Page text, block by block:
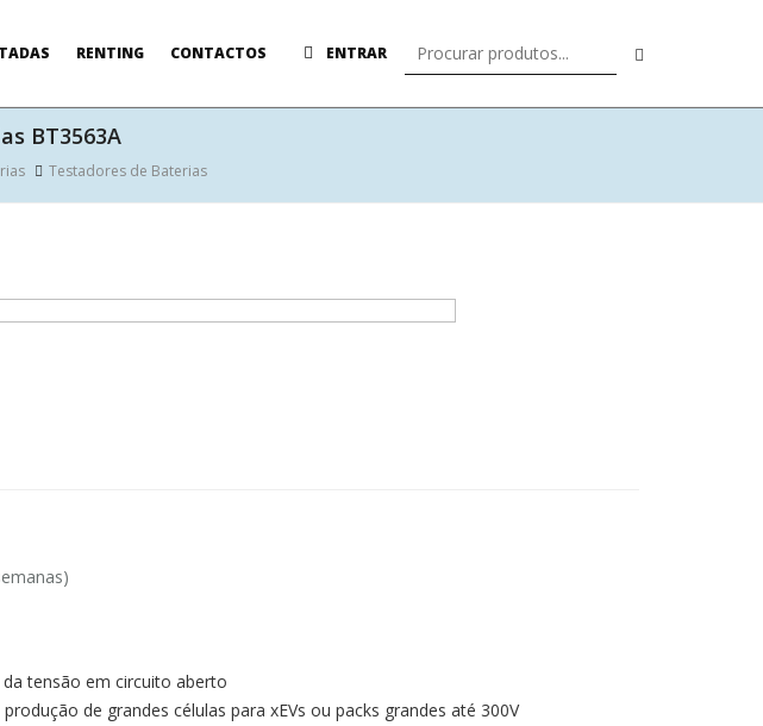
RENTING CONTACTOS ENTRAR
BT3563A
Testadores de Baterias
tensão em circuito aberto
de grandes células para xEVs ou packs grandes até 300V